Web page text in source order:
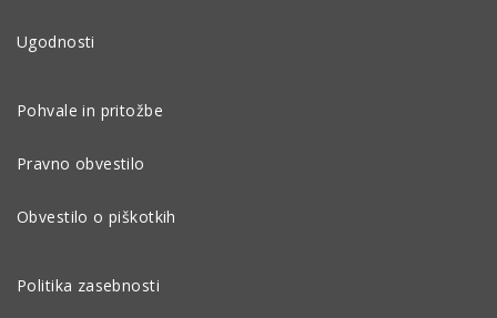
Ugodnosti
Pohvale in pritožbe
Pravno obvestilo
Obvestilo o piškotkih
Politika zasebnosti